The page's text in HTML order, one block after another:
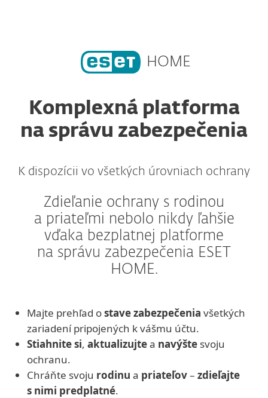
HOME
Komplexná platforma
na správu zabezpečenia
K dispozícii vo všetkých úrovniach ochrany
Zdieľanie ochrany s rodinou
a priateľmi nebolo nikdy ľahšie
vďaka bezplatnej platforme
na správu zabezpečenia ESET
HOME.
Majte prehľad ostave zabezpečenia všetkých
zariadení pripojených k vášmu účtu.
Stiahnite si, aktualizujtea navýšte svoju
ochranu.
Chráňte svoju rodinu a priateľov– zdieľajte
s nimi predplatné.